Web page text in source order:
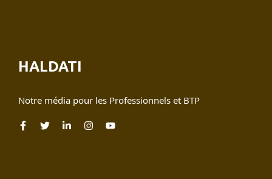
HALDATI
Notre média pour les Professionnels et BTP